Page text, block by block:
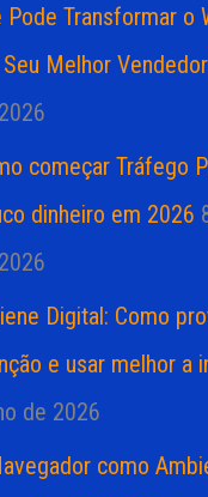
Pode Transformar o
Melhor Vendedor
começar Tráfego
dinheiro em 2026
Digital: Como
e usar melhor a
de 2026
como